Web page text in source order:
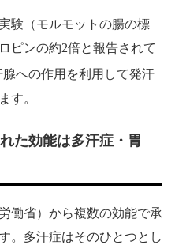
験（モルモットの腸の標
ピンの約2倍と報告されて
への作用を利用して発汗
す。
た効能は多汗症・胃
働省）から複数の効能で承
。多汗症はそのひとつとし